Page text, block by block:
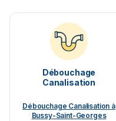
Débouchage
Canalisation
Débouchage Canalisation à
Bussy-Saint-Georges